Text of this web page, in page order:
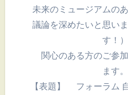
未来のミュージアムの
議論を深めたいと思い
す！）
関心のある方のご参
ます。
【表題】 フォーラム